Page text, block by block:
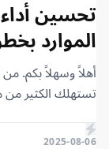
تحسين
الموارد
أهلاً وسهلاً بكم. من
تستهلك الكثير من
نسبة استهلاك
2025-08-06